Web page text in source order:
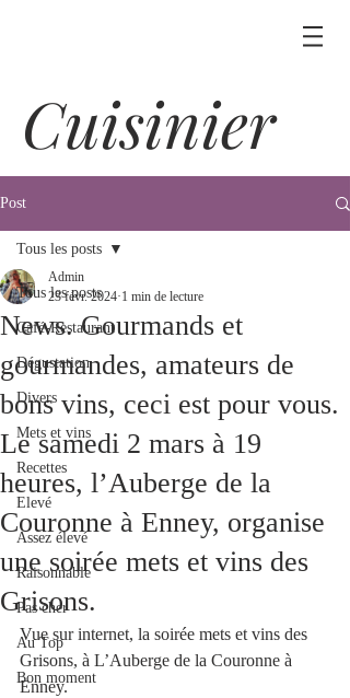
Cuisinier
Post
Tous les posts
Café-Restaurant
Dégustation
Divers
Mets et vins
Recettes
Elevé
Assez élevé
Raisonnable
Pas cher
Au Top
Bon moment
Tous les posts
News. Gourmands et
gourmandes, amateurs de
bons vins, ceci est pour vous.
Le samedi 2 mars à 19
heures, l’Auberge de la
Couronne à Enney, organise
une soirée mets et vins des
Grisons.
Admin
23 févr. 2024 1 min de lecture
Vue sur internet, la soirée mets et vins des
Grisons, à L’Auberge de la Couronne à
Enney.